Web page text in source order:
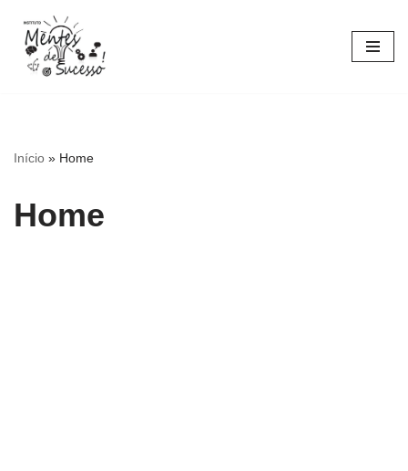
Pular
para
Início » Home
Home